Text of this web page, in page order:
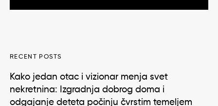
RECENT POSTS
Kako jedan otac i vizionar menja svet
nekretnina: Izgradnja dobrog doma i
odgajanje deteta počinju čvrstim temeljem